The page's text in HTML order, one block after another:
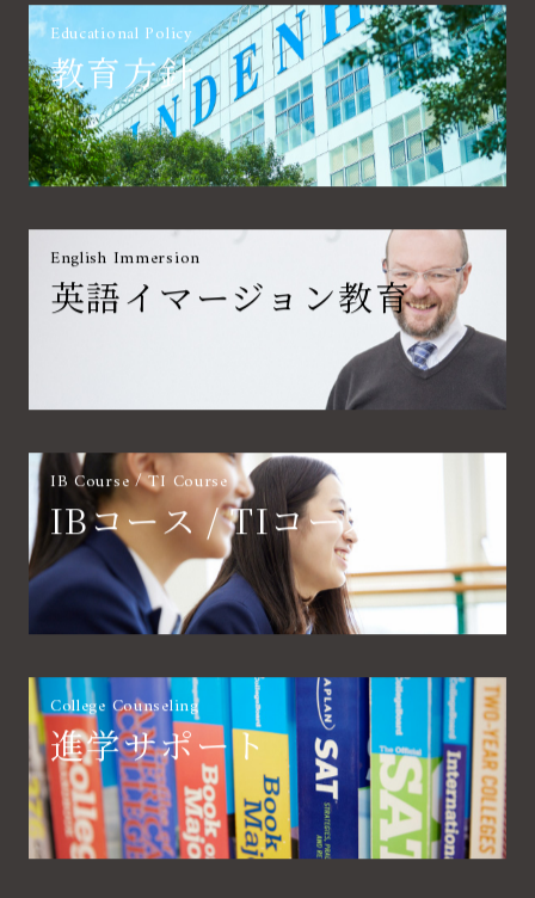
Educational Policy
教育方針
English Immersion
英語イマージョン教育
IB Course / TI Course
IBコース / TIコース
College Counseling
進学サポート